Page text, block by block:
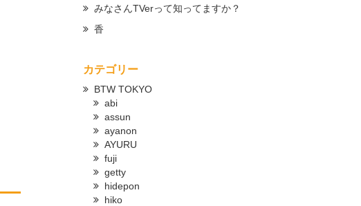
みなさんTVerって知ってますか？
香
カテゴリー
BTW TOKYO
abi
assun
ayanon
AYURU
fuji
getty
hidepon
hiko